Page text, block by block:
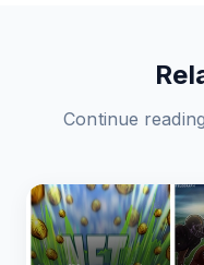
Continue